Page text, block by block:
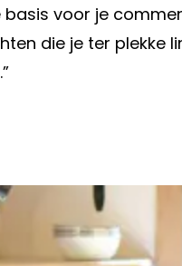
voor je
die je ter plekke